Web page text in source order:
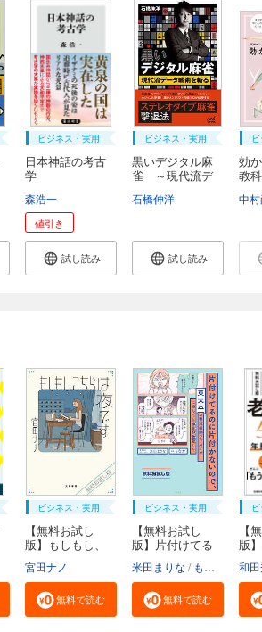
ビジネス・実用
日本神話の考古
学
森浩一
値引き
試し読み
ビジネス・実用
黒いデジタル麻
雀 ～現代流デ
石橋伸洋
試し読み
効
教
中
東京都
ビジネス・実用
【無料お試し
版】もしもし、
宮田ナノ
無料で読む
ビジネス・実用
【無料お試し
版】片付けてる
米田まりな もなか
無料で読む
【
版
和